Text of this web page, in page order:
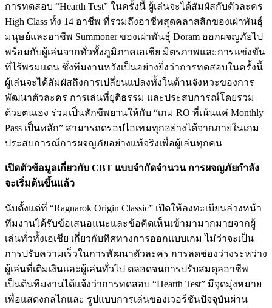
การทดสอบ “Hearth Test” ในครั้งนี้ ผู้เล่นจะได้สัมผัสกับตัวละคร
High Class ทั้ง 14 อาชีพ ที่รวมถึงอาชีพสุดคลาสสิกของเผ่าพันธุ์
มนุษย์และอาชีพ Summonerของเผ่าพันธุ์ Doram ออกผจญภัยไป
พร้อมกับผู้เล่นจากทั่วทั้งภูมิภาคเอเชีย มิตรภาพและการแข่งขัน
ที่ไร้พรมแดน ซึ่งทีมงานหวังเป็นอย่างยิ่งว่าการทดสอบในครั้งนี้
ผู้เล่นจะได้สัมผัสถึงการเปลี่ยนแปลงทั้งในด้านจังหวะของการ
พัฒนาตัวละคร การเล่นที่ยุติธรรม และประสบการณ์โดยรวม
ด้วยตนเอง ร่วมเป็นสักขีพยานให้กับ “เกม RO ที่เน้นแค่ Monthly
Pass เป็นหลัก” สามารถดรอปไอเทมทุกอย่างได้จากภายในเกม
ประสบการณ์การผจญภัยอย่างแท้จริงเพื่อผู้เล่นทุกคน
เปิดตัวข้อมูลเกี่ยวกับ CBT แบบจำกัดจำนวน การผจญภัยกำลัง
จะเริ่มต้นขึ้นแล้ว
นับตั้งแต่ที่ “Ragnarok Origin Classic” เปิดให้ลงทะเบียนล่วงหน้า
ทีมงานได้รับข้อเสนอแนะและข้อคิดเห็นเข้ามามากมายจากผู้
เล่นทั่วทั้งเอเชีย เกี่ยวกับทิศทางการออกแบบเกม ไม่ว่าจะเป็น
การปรับความเร็วในการพัฒนาตัวละคร การลดช่องว่างระหว่าง
ผู้เล่นที่เติมเงินและผู้เล่นทั่วไป ตลอดจนการปรับสมดุลอาชีพ
เป็นต้นทีมงานได้แจ้งว่าการทดสอบ “Hearth Test” มีจุดมุ่งหมาย
เพื่อแสดงกลไกและ รูปแบบการเล่นของเวอร์ชันปัจจุบันผ่าน